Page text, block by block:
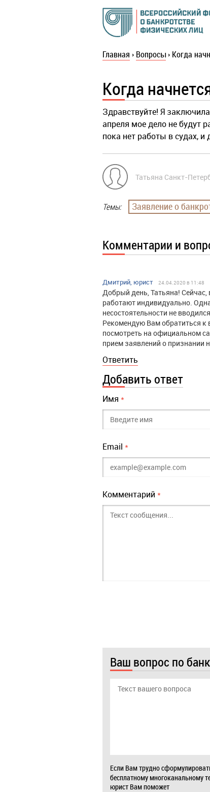
Главная › Вопросы › Когда
Когда
Здравствуйте! Я
апреля мое дело не будут
пока нет работы в судах, и
Татьяна Санкт-
Темы: Заявление о
Комментарии и
Дмитрий, юрист 24.04.2020 в 11:48
Добрый день, Татьяна!
работают индивидуально.
несостоятельности не
Рекомендую Вам обратиться к
посмотреть на официальном
прием заявлений о признании
Ответить
Добавить ответ
Имя *
Email *
Комментарий *
Ваш вопрос по
Если Вам трудно
бесплатному многоканальному
юрист Вам поможет